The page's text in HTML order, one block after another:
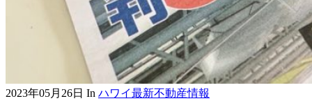
2023年05月26日 In ハワイ最新不動産情報